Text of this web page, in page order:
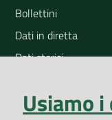
Bollettini
Dati in diretta
Dati storici
Open Data
Usiamo i